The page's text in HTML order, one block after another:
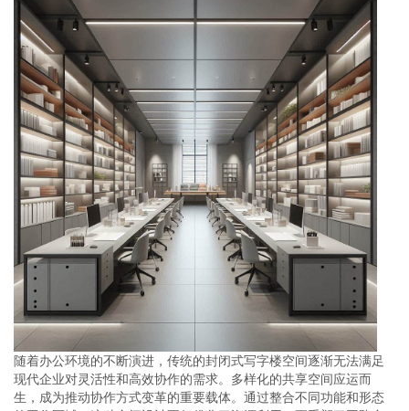
随着办公环境的不断演进，传统的封闭式写字楼空间逐渐无法满足
现代企业对灵活性和高效协作的需求。多样化的共享空间应运而
生，成为推动协作方式变革的重要载体。通过整合不同功能和形态